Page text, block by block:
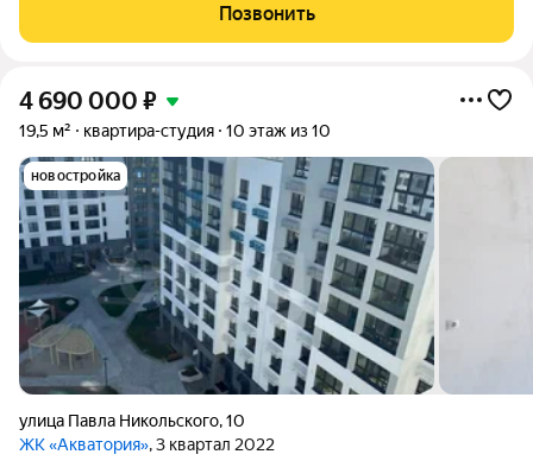
готова к заселению. Студи находится на удобном третьем
этаже, входы в подъезды "без
Позвонить
4 690 000 ₽
19,5 м² квартира-студия 10 этаж из 10
новостройка
улица Павла Никольского,10
ЖК «Акватория», 3 квартал 2022